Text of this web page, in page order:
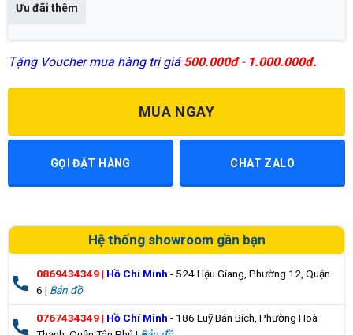
Ưu đãi thêm
Tặng Voucher mua hàng trị giá 500.000đ-1.000.000đ.
MUA NGAY
GỌI ĐẶT HÀNG CHAT ZALO
Hệ thống showroom gần bạn
0869434349| Hồ Chí Minh - 524 Hậu Giang, Phường 12, Quận
6 | Bản đồ
0767434349| Hồ Chí Minh - 186 Luỹ Bán Bích, Phường Hoà